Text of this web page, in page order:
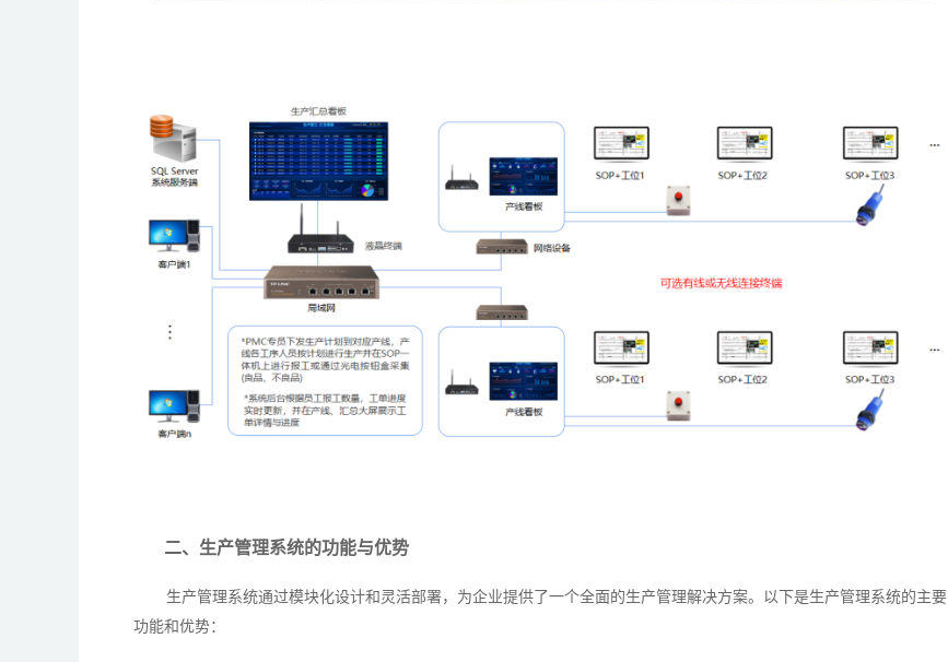
二、生产管理系统的功能与优势
生产管理系统通过模块化设计和灵活部署，为企业提供了一个全面的生产管理解决方案。以下是生产管理系统的主要
功能和优势：